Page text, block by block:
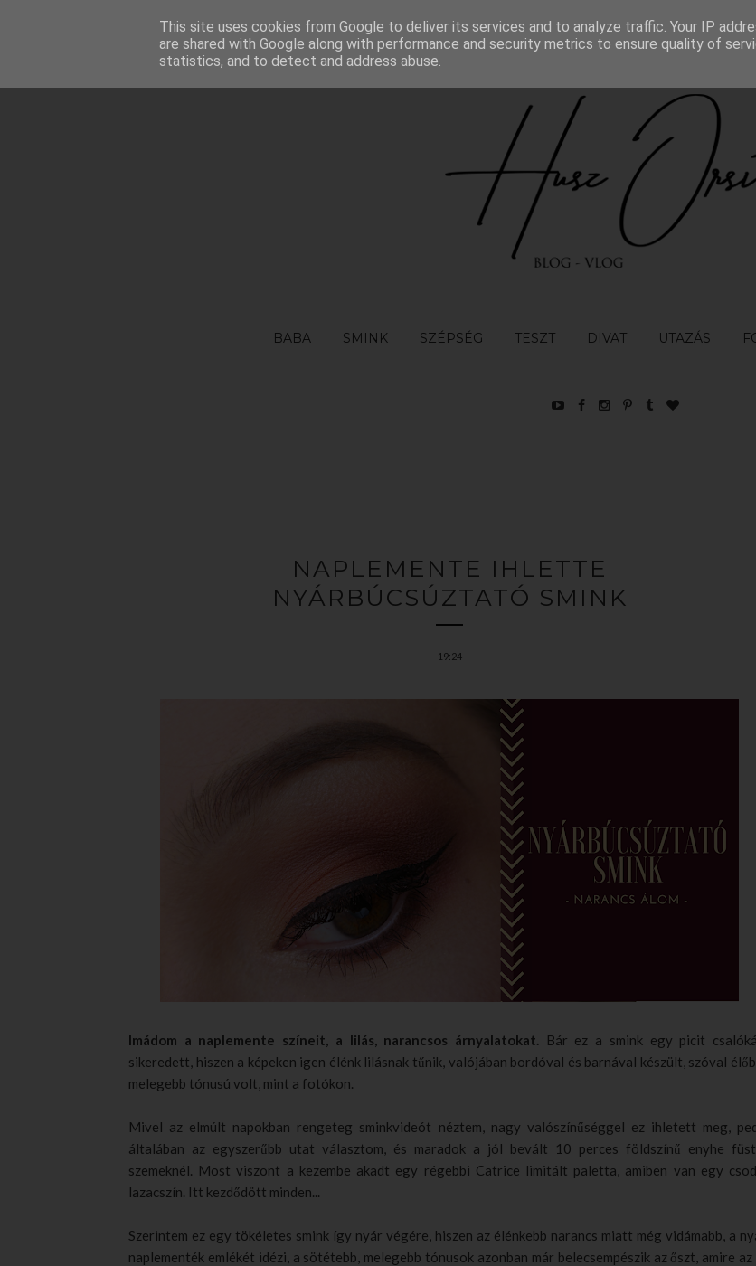
FŐOLDAL RÓLAM FELHASZNÁLÁSI FELTÉTELEK KAPCSOLAT
BABA SMINK SZÉPSÉG TESZT DIVAT UTAZÁS
NAPLEMENTE IHLETTE
NYÁRBÚCSÚZTATÓ SMINK
19:24
Imádom a naplemente színeit, a lilás, narancsos árnyalatokat. Bár ez a smink egy picit
sikeredett, hiszen a képeken igen élénk lilásnak tűnik, valójában bordóval és barnával készült, szóval
melegebb tónusú volt, mint a fotókon.
Mivel az elmúlt napokban rengeteg sminkvideót néztem, nagy valószínűséggel ez ihletett meg,
általában az egyszerűbb utat választom, és maradok a jól bevált 10 perces földszínű enyhe
szemeknél. Most viszont a kezembe akadt egy régebbi Catrice limitált paletta, amiben van egy
lazacszín. Itt kezdődött minden...
Szerintem ez egy tökéletes smink így nyár végére, hiszen az élénkebb narancs miatt még vidámabb, a
naplementék emlékét idézi, a sötétebb, melegebb tónusok azonban már belecsempészik az őszt, amire az
This site uses cookies from Google to deliver its services and to analyze traffic. Your IP
are shared with Google along with performance and security metrics to ensure quality of
statistics, and to detect and address abuse.